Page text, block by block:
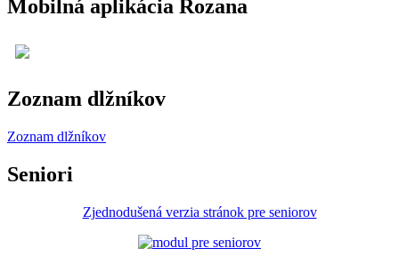
Mobilná aplikácia Rozana
Zoznam dlžníkov
Zoznam dlžníkov
Seniori
Zjednodušená verzia stránok pre seniorov